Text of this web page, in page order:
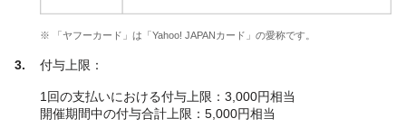
※ 「ヤフーカード」は「Yahoo! JAPANカード」の愛称です。
付与上限：
1回の支払いにおける付与上限：3,000円相当
開催期間中の付与合計上限：5,000円相当